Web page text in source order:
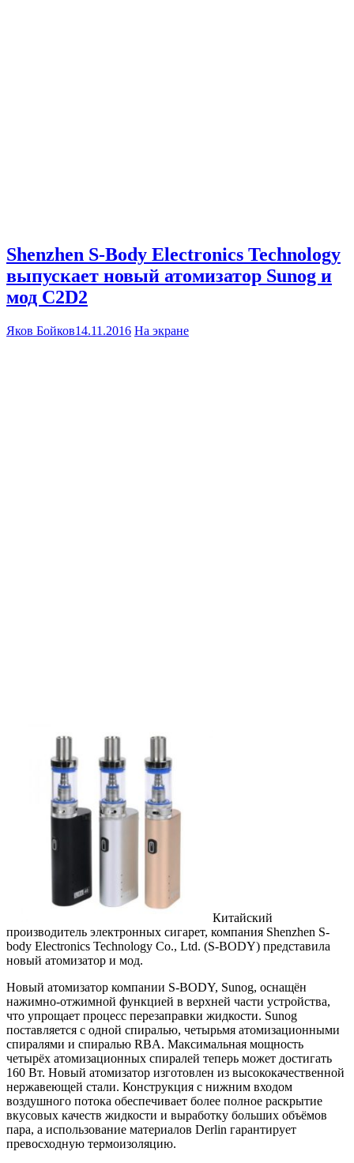
Shenzhen S-Body Electronics Technology
выпускает новый атомизатор Sunog и
мод C2D2
Яков Бойков14.11.2016 На экране
Китайский
производитель электронных сигарет, компания Shenzhen S-
body Electronics Technology Co., Ltd. (S-BODY) представила
новый атомизатор и мод.
Новый атомизатор компании S-BODY, Sunog, оснащён
нажимно-отжимной функцией в верхней части устройства,
что упрощает процесс перезаправки жидкости. Sunog
поставляется с одной спиралью, четырьмя атомизационными
спиралями и спиралью RBA. Максимальная мощность
четырёх атомизационных спиралей теперь может достигать
160 Вт. Новый атомизатор изготовлен из высококачественной
нержавеющей стали. Конструкция с нижним входом
воздушного потока обеспечивает более полное раскрытие
вкусовых качеств жидкости и выработку больших объёмов
пара, а использование материалов Derlin гарантирует
превосходную термоизоляцию.